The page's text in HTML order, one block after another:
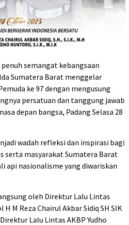
penuh semangat kebangsaan
Sumatera Barat menggelar
ke 97 dengan mengusung
persatuan dan tanggung jawab
depan bangsa, Padang Selasa 28
wadah refleksi dan inspirasi bagi
serta masyarakat Sumatera Barat
api nasionalisme yang diwariskan
oleh Direktur Lalu Lintas
M Reza Chairul Akbar Sidiq SH SIK
Lalu Lintas AKBP Yudho